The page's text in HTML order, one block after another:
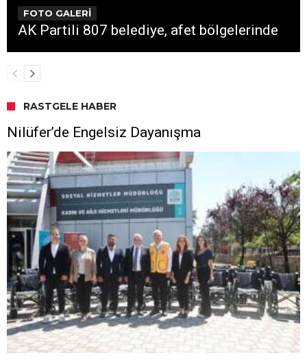
FOTO GALERİ
AK Partili 807 belediye, afet bölgelerinde
RASTGELE HABER
Nilüfer’de Engelsiz Dayanışma